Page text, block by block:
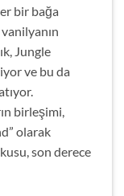
bir bağa
Jungle
ve bu da
birleşimi,
olarak
son derece